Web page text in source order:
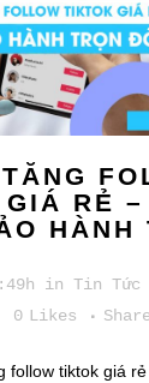
TĂNG
RẺ –
HÀNH
in Tin Tức
0 Likes
follow tiktok giá